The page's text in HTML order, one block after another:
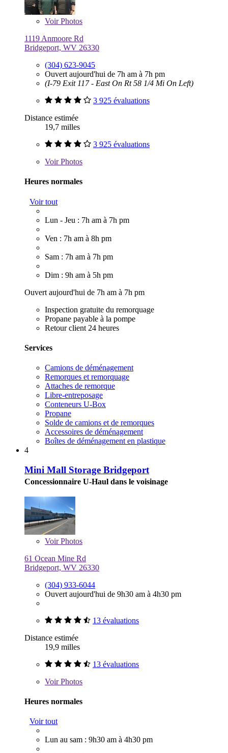
VoirPhotos
1119 Anmoore Rd
Bridgeport, WV 26330
(304) 623-9045
Ouvert aujourd'hui de 7h am à 7h pm
(I-79 Exit 117 - East On Rt 58 1/4 Mi On Left)
3 925 évaluations
Distance estimée
19,7 milles
3 925 évaluations
VoirPhotos
Heures normales
Voir tout
Lun - Jeu : 7h am à 7h pm
Ven : 7h am à 8h pm
Sam : 7h am à 7h pm
Dim : 9h am à 5h pm
Ouvert aujourd'hui de 7h am à 7h pm
Inspection gratuite du remorquage
Propane payable à la pompe
Retour client 24 heures
Services
Camions de déménagement
Remorques et remorquage
Attaches de remorque
Libre-entreposage
Conteneurs U-Box
Propane
Solde de camions et de remorques
Accessoires de déménagement
Boîtes de déménagement en plastique
4
Mini Mall Storage Bridgeport
Concessionnaire U-Haul dans le voisinage
VoirPhotos
61 Ocean Mine Rd
Bridgeport, WV 26330
(304) 933-6044
Ouvert aujourd'hui de 9h30 am à 4h30 pm
13 évaluations
Distance estimée
19,9 milles
13 évaluations
VoirPhotos
Heures normales
Voir tout
Lun au sam : 9h30 am à 4h30 pm